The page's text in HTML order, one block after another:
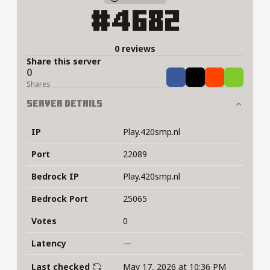
#4682
0 reviews
Share this server
0
Shares ShareTweetShareShare
Server Details
IP
Play.420smp.nl
Port
22089
Bedrock IP
Play.420smp.nl
Bedrock Port
25065
Votes
0
Latency
—
Last checked May 17, 2026 at 10:36 PM